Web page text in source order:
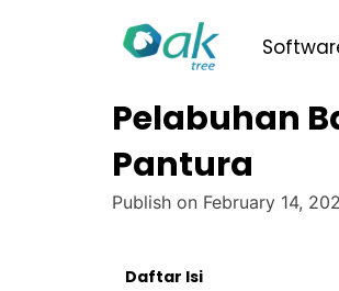
Pelabuhan
Pantura
Publish on February 14,
Daftar Isi